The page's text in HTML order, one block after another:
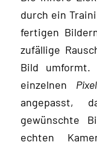
durch ein
fertigen
zufällige
Bild
einzelnen
angepasst,
gewünschte
echten